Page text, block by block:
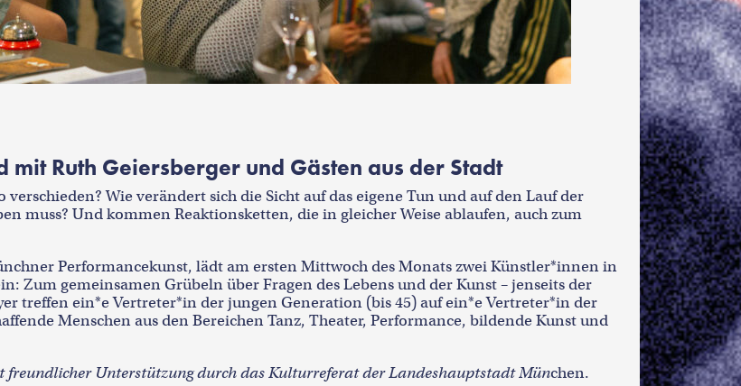
Ruth Geiersberger und Gästen aus der Stadt
Wie verändert sich die Sicht auf das eigene Tun und auf den Lauf der
muss? Und kommen Reaktionsketten, die in gleicher Weise ablaufen, auch zum
Performancekunst, lädt am ersten Mittwoch des Monats zwei Künstler*innen in
Zum gemeinsamen Grübeln über Fragen des Lebens und der Kunst – jenseits der
treffen ein*e Vertreter*in der jungen Generation (bis 45) auf ein*e Vertreter*in der
Menschen aus den Bereichen Tanz, Theater, Performance, bildende Kunst und
Unterstützung durch das Kulturreferat der Landeshauptstadt München.